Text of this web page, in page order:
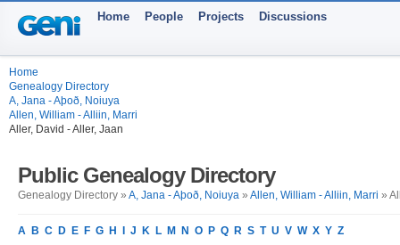
Home People Projects Discussions
Home
Genealogy Directory
A, Jana - Aþoð, Noiuya
Allen, William - Alliin, Marri
Aller, David - Aller, Jaan
Public Genealogy Directory
Genealogy Directory » A, Jana - Aþoð, Noiuya » Allen, William - Alliin, Marri »
A B C D E F G H J K L M N O P Q R S T U V W X Y Z